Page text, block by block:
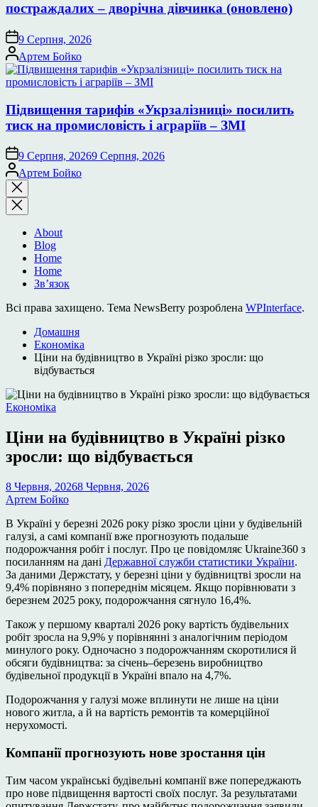
постраждалих – дворічна дівчинка (оновлено)
9 Серпня, 2026
Опубліковано
Артем Бойко
Підвищення тарифів «Укрзалізниці» посилить
тиск на промисловість і аграріїв – ЗМІ
9 Серпня, 20269 Серпня, 2026
Опубліковано
Артем Бойко
Закрити
пошук
About
Blog
Home
Home
Зв’язок
Всі права захищено. Тема NewsBerry розроблена WPInterface.
Домашня
Економіка
Ціни на будівництво в Україні різко зросли: що
відбувається
Опублікувати
Економіка
Ціни на будівництво в Україні різко
зросли: що відбувається
8 Червня, 20268 Червня, 2026
Артем Бойко
В Україні у березні 2026 року різко зросли ціни у будівельній
галузі, а самі компанії вже прогнозують подальше
подорожчання робіт і послуг. Про це повідомляє Ukraine360 з
посиланням на дані Державної служби статистики України.
За даними Держстату, у березні ціни у будівництві зросли на
9,4% порівняно з попереднім місяцем. Якщо порівнювати з
березнем 2025 року, подорожчання сягнуло 16,4%.
Також у першому кварталі 2026 року вартість будівельних
робіт зросла на 9,9% у порівнянні з аналогічним періодом
минулого року. Одночасно з подорожчанням скоротилися й
обсяги будівництва: за січень–березень виробництво
будівельної продукції в Україні впало на 4,7%.
Подорожчання у галузі може вплинути не лише на ціни
нового житла, а й на вартість ремонтів та комерційної
нерухомості.
Компанії прогнозують нове зростання цін
Тим часом українські будівельні компанії вже попереджають
про нове підвищення вартості своїх послуг. За результатами